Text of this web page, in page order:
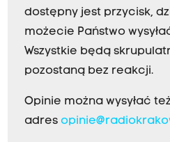
dostępny jest przycisk,
możecie Państwo
Wszystkie będą
pozostaną bez reakcji.
Opinie można wysyłać
adres